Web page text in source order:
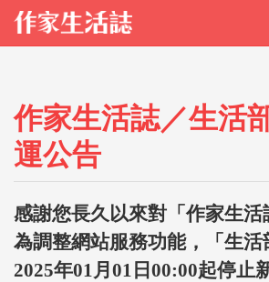
作家生活誌／生活
運公告
感謝您長久以來對「作家生活
為調整網站服務功能，「生活
2025年01月01日00:00起停止